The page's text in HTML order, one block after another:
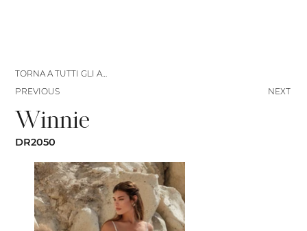
Winnie
DR2050
NEXT
TORNA A TUTTI GLI ABITI
PREVIOUS